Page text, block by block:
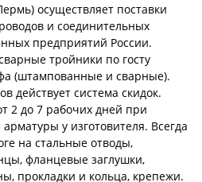
осуществляет поставки
и соединительных
предприятий России.
тройники по госту
(штампованные и сварные).
действует система скидок.
2 до 7 рабочих дней при
у изготовителя. Всегда
на стальные отводы,
фланцевые заглушки,
прокладки и кольца, крепежи.